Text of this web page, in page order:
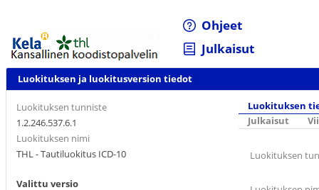
Ohjeet
Julkaisut
Luokituksen ja luokitusversion tiedot
Luokituksen tunniste
1.2.246.537.6.1
Luokituksen nimi
THL - Tautiluokitus ICD-10
Valittu versio
Luokituksen
Julkaisut
Luokituksen